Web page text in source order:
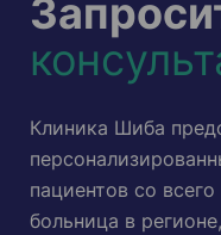
Клиника Шиба
пациентов со
больница в